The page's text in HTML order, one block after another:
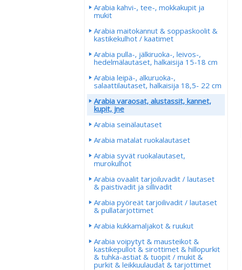
Arabia kahvi-, tee-, mokkakupit ja
mukit
Arabia maitokannut & soppaskoolit &
kastikekulhot / kaatimet
Arabia pulla-, jälkiruoka-, leivos-,
hedelmälautaset, halkaisija 15-18 cm
Arabia leipä-, alkuruoka-,
salaattilautaset, halkaisija 18,5- 22 cm
Arabia varaosat, alustassit, kannet,
kupit, jne
Arabia seinälautaset
Arabia matalat ruokalautaset
Arabia syvät ruokalautaset,
murokulhot
Arabia ovaalit tarjoiluvadit / lautaset
& paistivadit ja sillivadit
Arabia pyöreät tarjoilivadit / lautaset
& pullatarjottimet
Arabia kukkamaljakot & ruukut
Arabia voipytyt & mausteikot &
kastikepullot & sirottimet & hillopurkit
& tuhka-astiat & tuopit / mukit &
purkit & leikkuulaudat & tarjottimet